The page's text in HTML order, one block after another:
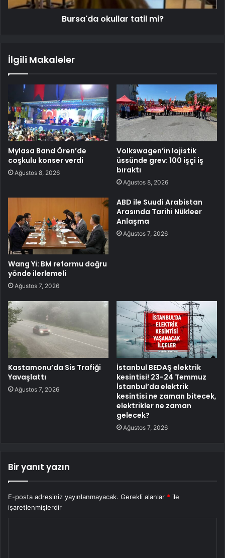
Bursa'da okullar tatil mi?
İlgili Makaleler
Mylasa Band Ören’de
coşkulu konser verdi
Ağustos 8, 2026
Volkswagen’in lojistik
üssünde grev: 100 işçi iş
bıraktı
Ağustos 8, 2026
Wang Yi: BM reformu doğru
yönde ilerlemeli
Ağustos 7, 2026
ABD ile Suudi Arabistan
Arasında Tarihi Nükleer
Anlaşma
Ağustos 7, 2026
Kastamonu’da Sis Trafiği
Yavaşlattı
Ağustos 7, 2026
İstanbul BEDAŞ elektrik
kesintisi! 23-24 Temmuz
İstanbul’da elektrik
kesintisi ne zaman bitecek,
elektrikler ne zaman
gelecek?
Ağustos 7, 2026
Bir yanıt yazın
E-posta adresiniz yayınlanmayacak. Gerekli alanlar * ile
işaretlenmişlerdir